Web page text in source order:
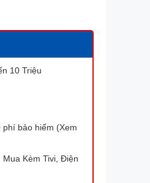
10 Triệu
bảo hiểm (Xem
Kèm Tivi, Điện